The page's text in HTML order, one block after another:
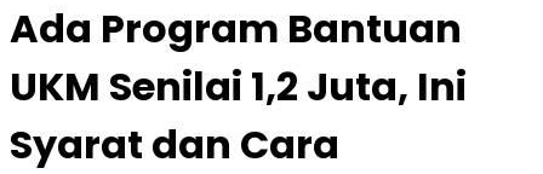
Ada Program Bantuan
UKM Senilai 1,2 Juta, Ini
Syarat dan Cara